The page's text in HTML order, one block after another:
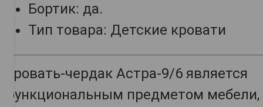
Бортик: да.
Тип товара: Детские кровати
Кровать-чердак Астра-9/6 является
функциональным предметом мебели,